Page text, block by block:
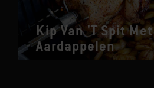
Kip Van 'T Spit Met
Aardappelen